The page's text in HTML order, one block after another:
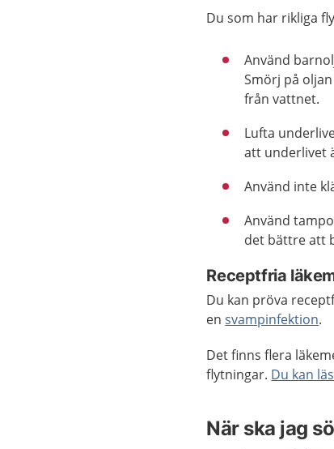
Du som har rikliga
Använd
Smörj på
från vattnet.
Lufta
att underlivet
Använd inte
Använd
det bättre att
Receptfria
Du kan pröva
ensvampinfektion.
Det finns flera
flytningar. Du kan
När ska jag